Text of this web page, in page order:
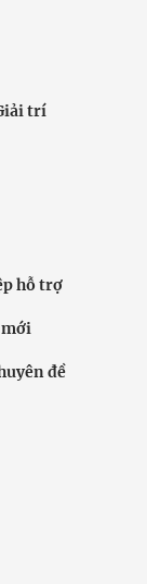
trí
hỗ trợ
đề